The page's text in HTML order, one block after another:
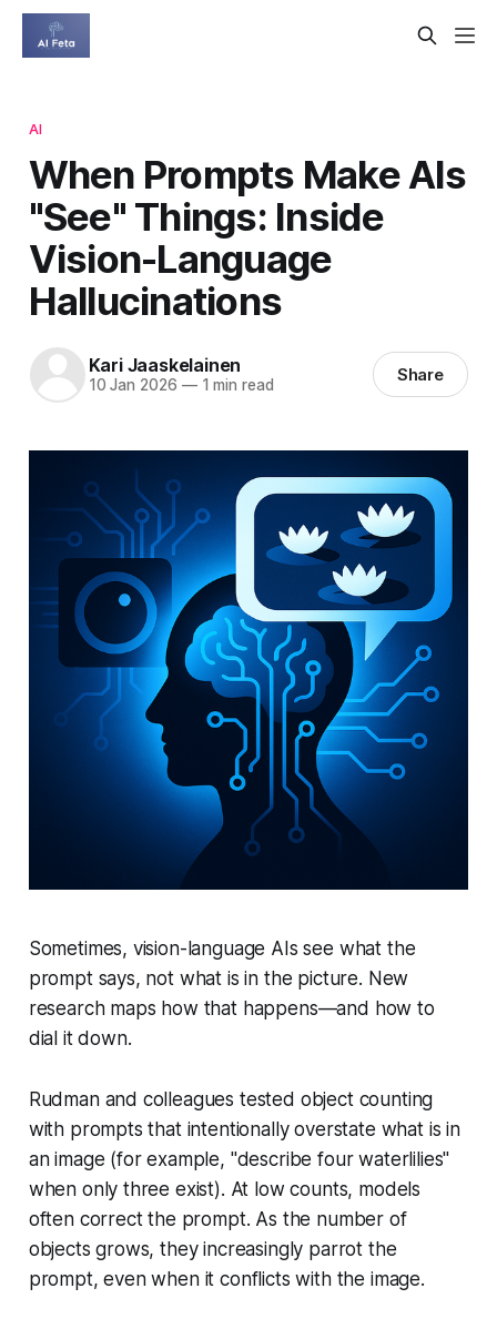
AI
When Prompts Make AIs
"See" Things: Inside
Vision-Language
Hallucinations
Kari Jaaskelainen
10 Jan 2026 —1 min read Share
Sometimes, vision-language AIs see what the
prompt says, not what is in the picture. New
research maps how that happens—and how to
dial it down.
Rudman and colleagues tested object counting
with prompts that intentionally overstate what is in
an image (for example, "describe four waterlilies"
when only three exist). At low counts, models
often correct the prompt. As the number of
objects grows, they increasingly parrot the
prompt, even when it conflicts with the image.